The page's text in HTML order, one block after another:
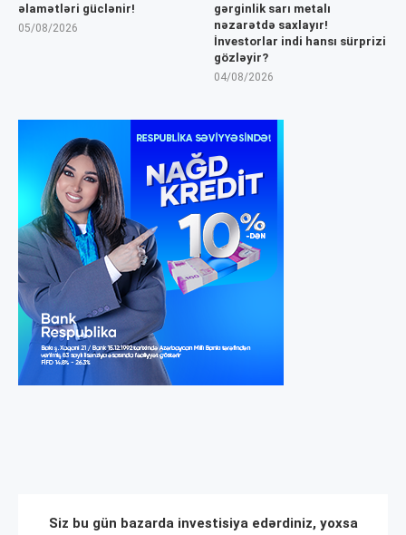
əlamətləri güclənir!
05/08/2026
gərginlik sarı metalı
nəzarətdə saxlayır!
İnvestorlar indi hansı sürprizi
gözləyir?
04/08/2026
Siz bu gün bazarda investisiya edərdiniz, yoxsa